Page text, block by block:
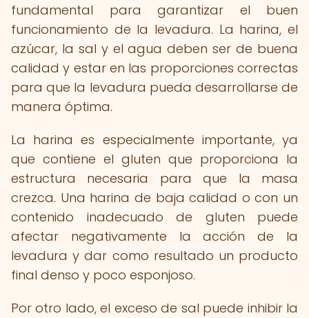
fundamental para garantizar el buen
funcionamiento de la levadura. La harina, el
azúcar, la sal y el agua deben ser de buena
calidad y estar en las proporciones correctas
para que la levadura pueda desarrollarse de
manera óptima.
La harina es especialmente importante, ya
que contiene el gluten que proporciona la
estructura necesaria para que la masa
crezca. Una harina de baja calidad o con un
contenido inadecuado de gluten puede
afectar negativamente la acción de la
levadura y dar como resultado un producto
final denso y poco esponjoso.
Por otro lado, el exceso de sal puede inhibir la